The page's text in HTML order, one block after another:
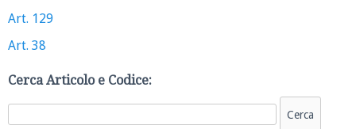
Art. 129
Art. 38
Cerca Articolo e Codice: